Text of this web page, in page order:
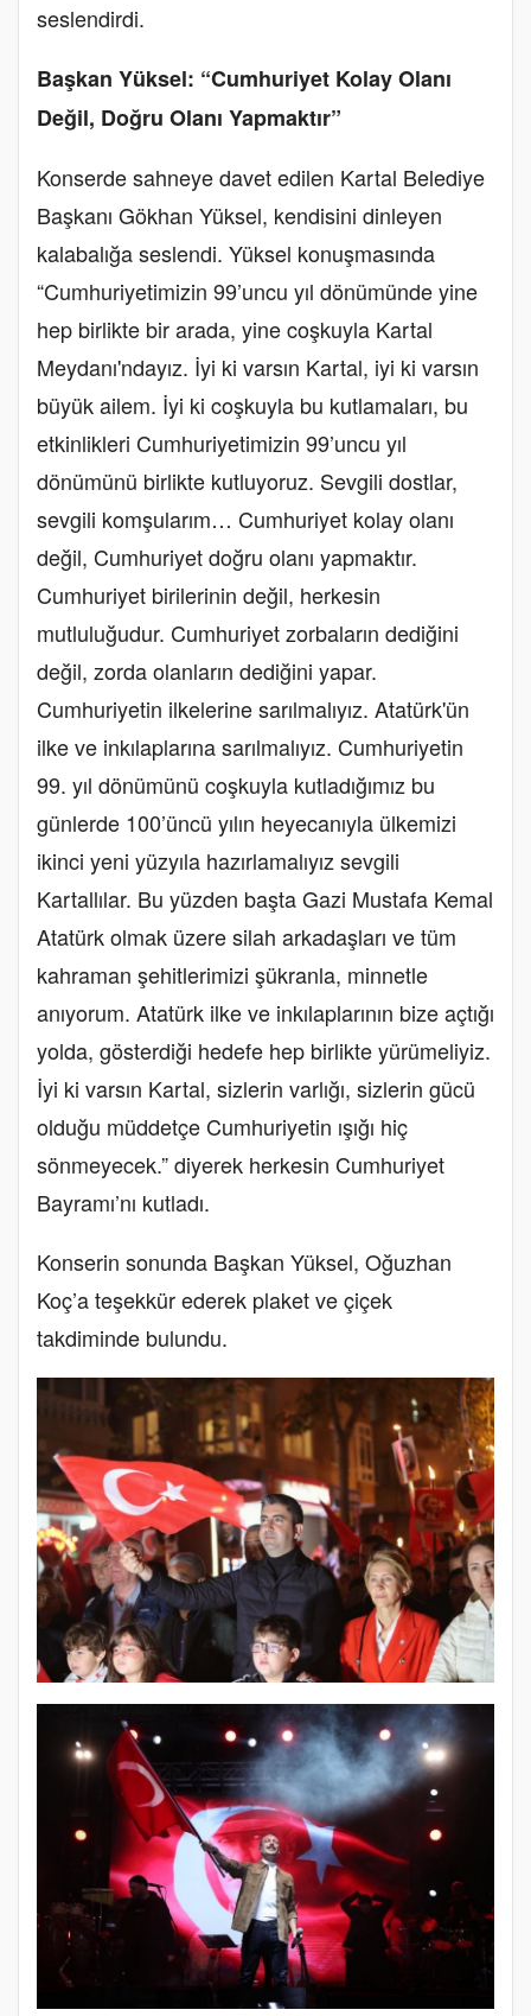
seslendirdi.
Başkan Yüksel: “Cumhuriyet Kolay Olanı
Değil, Doğru Olanı Yapmaktır”
Konserde sahneye davet edilen Kartal Belediye
Başkanı Gökhan Yüksel, kendisini dinleyen
kalabalığa seslendi. Yüksel konuşmasında
“Cumhuriyetimizin 99’uncu yıl dönümünde yine
hep birlikte bir arada, yine coşkuyla Kartal
Meydanı'ndayız. İyi ki varsın Kartal, iyi ki varsın
büyük ailem. İyi ki coşkuyla bu kutlamaları, bu
etkinlikleri Cumhuriyetimizin 99’uncu yıl
dönümünü birlikte kutluyoruz. Sevgili dostlar,
sevgili komşularım… Cumhuriyet kolay olanı
değil, Cumhuriyet doğru olanı yapmaktır.
Cumhuriyet birilerinin değil, herkesin
mutluluğudur. Cumhuriyet zorbaların dediğini
değil, zorda olanların dediğini yapar.
Cumhuriyetin ilkelerine sarılmalıyız. Atatürk'ün
ilke ve inkılaplarına sarılmalıyız. Cumhuriyetin
99. yıl dönümünü coşkuyla kutladığımız bu
günlerde 100’üncü yılın heyecanıyla ülkemizi
ikinci yeni yüzyıla hazırlamalıyız sevgili
Kartallılar. Bu yüzden başta Gazi Mustafa Kemal
Atatürk olmak üzere silah arkadaşları ve tüm
kahraman şehitlerimizi şükranla, minnetle
anıyorum. Atatürk ilke ve inkılaplarının bize açtığı
yolda, gösterdiği hedefe hep birlikte yürümeliyiz.
İyi ki varsın Kartal, sizlerin varlığı, sizlerin gücü
olduğu müddetçe Cumhuriyetin ışığı hiç
sönmeyecek.” diyerek herkesin Cumhuriyet
Bayramı’nı kutladı.
Konserin sonunda Başkan Yüksel, Oğuzhan
Koç’a teşekkür ederek plaket ve çiçek
takdiminde bulundu.